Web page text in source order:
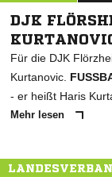
DJK
Für die DJK
Kurtanovic.
- er heißt Haris
Mehr lesen